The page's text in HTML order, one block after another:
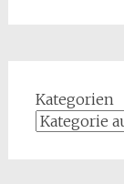
Kategorien